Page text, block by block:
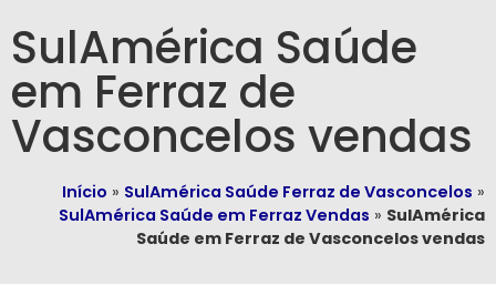
SulAmérica Saúde
em Ferraz de
Vasconcelos vendas
Início » SulAmérica Saúde Ferraz de Vasconcelos »
SulAmérica Saúde em Ferraz Vendas » SulAmérica
Saúde em Ferraz de Vasconcelos vendas